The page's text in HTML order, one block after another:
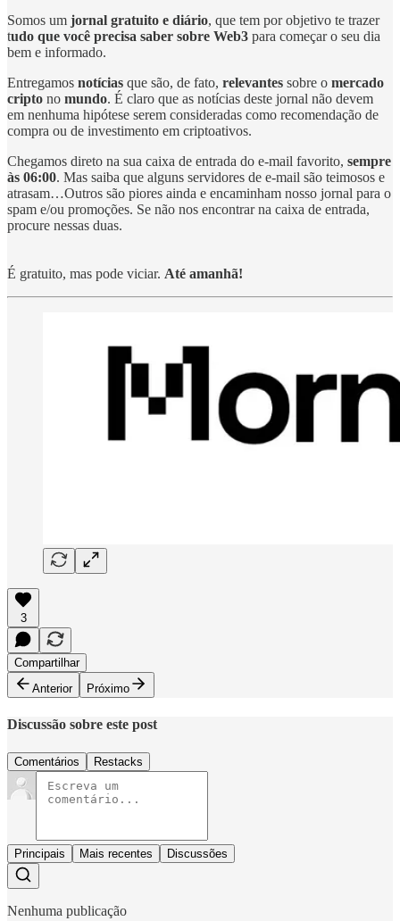
Somos um jornal gratuito e diário, que tem por objetivo te trazer
tudo que você precisa saber sobre Web3 para começar o seu dia
bem e informado.
Entregamos notícias que são, de fato, relevantes sobre o mercado
cripto no mundo. É claro que as notícias deste jornal não devem
em nenhuma hipótese serem consideradas como recomendação de
compra ou de investimento em criptoativos.
Chegamos direto na sua caixa de entrada do e-mail favorito, sempre
às 06:00. Mas saiba que alguns servidores de e-mail são teimosos e
atrasam…Outros são piores ainda e encaminham nosso jornal para o
spam e/ou promoções. Se não nos encontrar na caixa de entrada,
procure nessas duas.
É gratuito, mas pode viciar. Até amanhã!
3
Compartilhar
Anterior
Próximo
Discussão sobre este post
Comentários Restacks
Principais Mais recentes Discussões
Nenhuma publicação